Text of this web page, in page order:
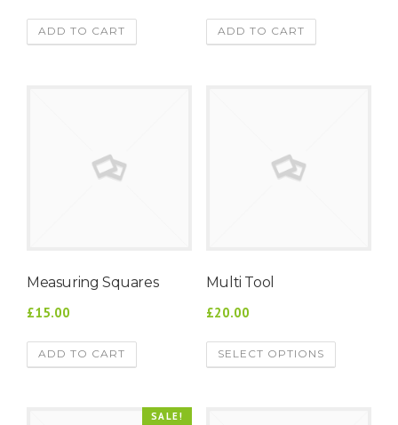
ADD TO CART ADD TO CART
Measuring Squares
£15.00
ADD TO CART
Multi Tool
£20.00
SELECT OPTIONS
SALE!